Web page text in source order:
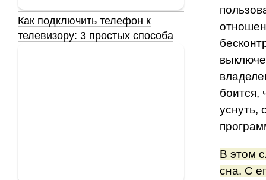
боится,
уснуть,
В этом
сна. С
Как подключить телефон к
телевизору: 3 простых способа